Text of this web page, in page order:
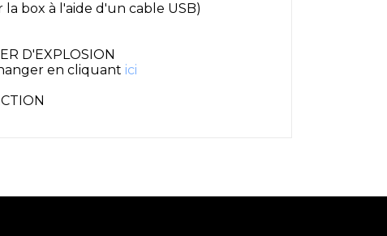
box à l'aide d'un cable USB)
D'EXPLOSION
en cliquant ici